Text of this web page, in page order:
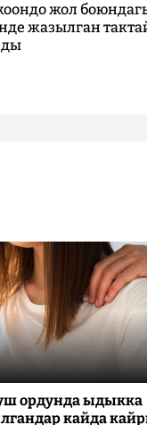
жол
жазылган
ордунда ыдыкка
кайда